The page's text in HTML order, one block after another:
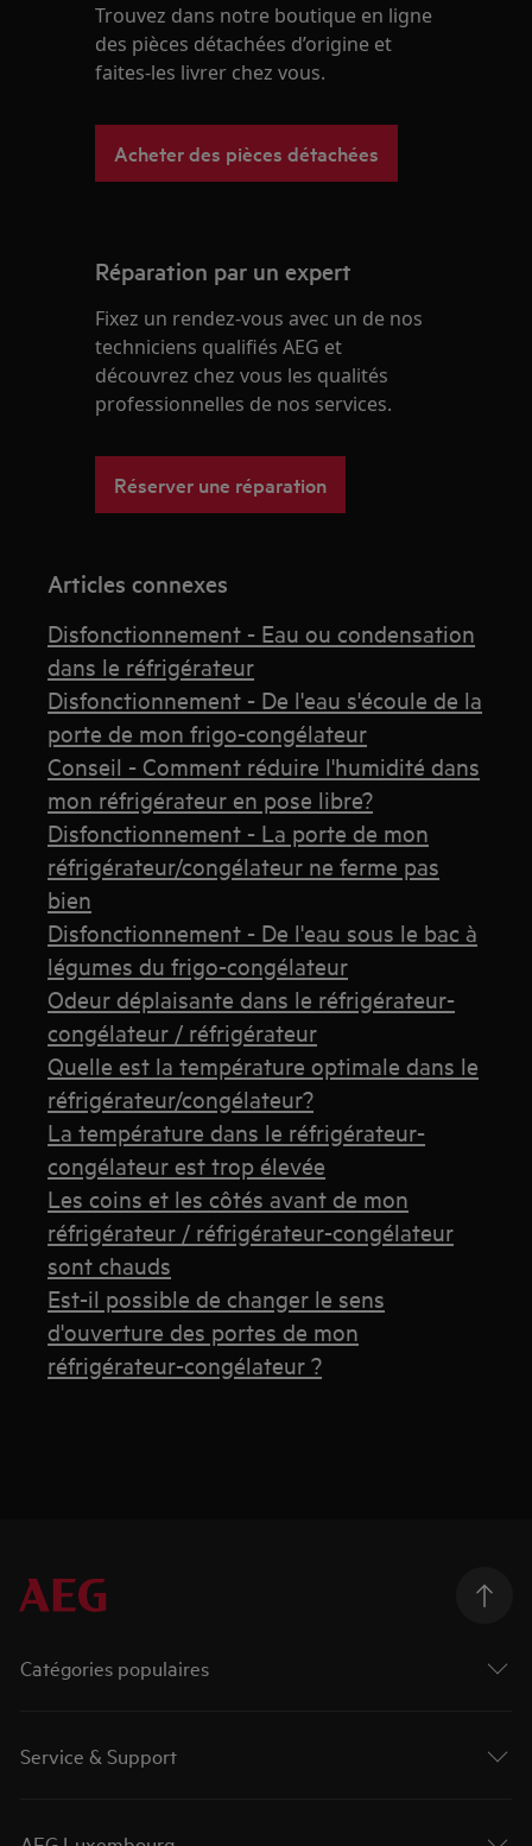
Trouvez dans notre boutique en ligne
des pièces détachées d’origine et
faites-les livrer chez vous.
Acheter des pièces détachées
Réparation par un expert
Fixez un rendez-vous avec un de nos
techniciens qualifiés AEG et
découvrez chez vous les qualités
professionnelles de nos services.
Réserver une réparation
Articles connexes
Disfonctionnement - Eau ou condensation
dans le réfrigérateur
Disfonctionnement - De l'eau s'écoule de la
porte de mon frigo-congélateur
Conseil - Comment réduire l'humidité dans
mon réfrigérateur en pose libre?
Disfonctionnement - La porte de mon
réfrigérateur/congélateur ne ferme pas
bien
Disfonctionnement - De l'eau sous le bac à
légumes du frigo-congélateur
Odeur déplaisante dans le réfrigérateur-
congélateur / réfrigérateur
Quelle est la température optimale dans le
réfrigérateur/congélateur?
La température dans le réfrigérateur-
congélateur est trop élevée
Les coins et les côtés avant de mon
réfrigérateur / réfrigérateur-congélateur
sont chauds
Est-il possible de changer le sens
d'ouverture des portes de mon
réfrigérateur-congélateur ?
Catégories populaires
Service & Support